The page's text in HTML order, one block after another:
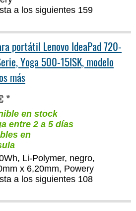
a los siguientes 159
portátil Lenovo IdeaPad 720-
Yoga 500-15ISK, modelo
más
*
en stock
entre 2 a 5 días
en
Li-Polymer, negro,
x 6,20mm, Powery
a los siguientes 108